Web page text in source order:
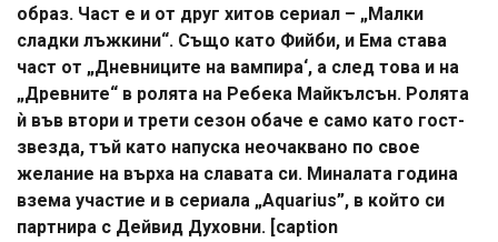
образ. Част е и от друг хитов сериал – „Малки
сладки лъжкини“. Също като Фийби, и Ема става
част от „Дневниците на вампира‘, а след това и на
„Древните“ в ролята на Ребека Майкълсън. Ролята
ѝ във втори и трети сезон обаче е само като гост-
звезда, тъй като напуска неочаквано по свое
желание на върха на славата си. Миналата година
взема участие и в сериала „Aquarius”, в който си
партнира с Дейвид Духовни. [caption